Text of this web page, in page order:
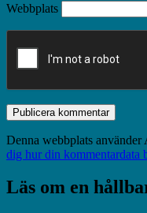
Webbplats
Denna webbplats
dig hur din kommentardata
Läs om en